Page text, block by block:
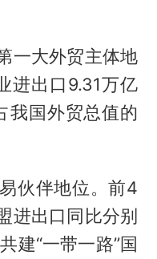
一大外贸主体地
进出口9.31万亿
我国外贸总值的
伙伴地位。前4
进出口同比分别
建“一带一路”国